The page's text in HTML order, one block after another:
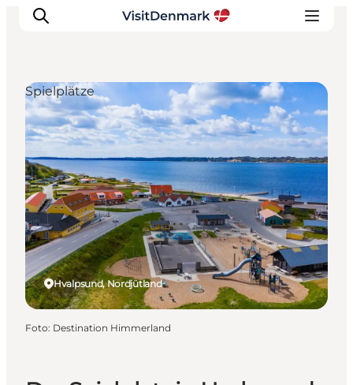
Inspiration
Regionen
Erlebnisse
Unterkünfte
Reiseplanung
Hvalpsund, Nordjütland
Spielplätze
Foto: Destination Himmerland